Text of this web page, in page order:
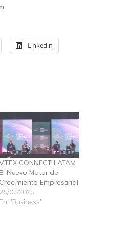
LinkedIn
VTEX CONNECT LATAM:
El Nuevo Motor de
Crecimiento Empresarial
25/07/2025
En "Business"